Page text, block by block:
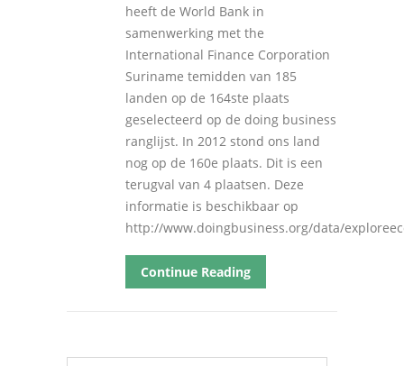
heeft de World Bank in
samenwerking met the
International Finance Corporation
Suriname temidden van 185
landen op de 164ste plaats
geselecteerd op de doing business
ranglijst. In 2012 stond ons land
nog op de 160e plaats. Dit is een
terugval van 4 plaatsen. Deze
informatie is beschikbaar op
http://www.doingbusiness.org/data/
Continue Reading